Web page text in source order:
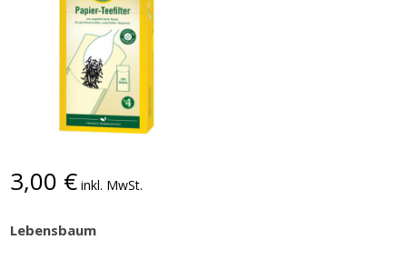
3,00 € inkl. MwSt.
Lebensbaum